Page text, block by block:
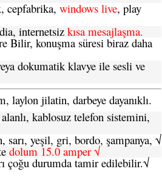
cepfabrika, windows live, play
internetsizkısa mesajlaşma.
Bilir, konuşma süresi biraz daha
dokumatik klavye ile sesli ve
laylon jilatin, darbeye dayanıklı.
kablosuz telefon sistemini,
sarı, yeşil, gri, bordo, şampanya, √
dolum 15.0 amper √
çoğu durumda tamir edilebilir.√